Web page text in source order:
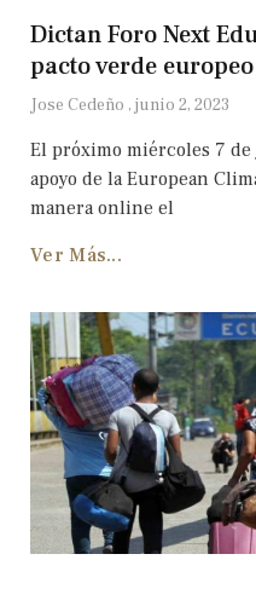
Dictan Foro Next
pacto verde
Jose Cedeño junio 2, 2023
El próximo miércoles 7
apoyo de la European
manera online el
Ver Más...